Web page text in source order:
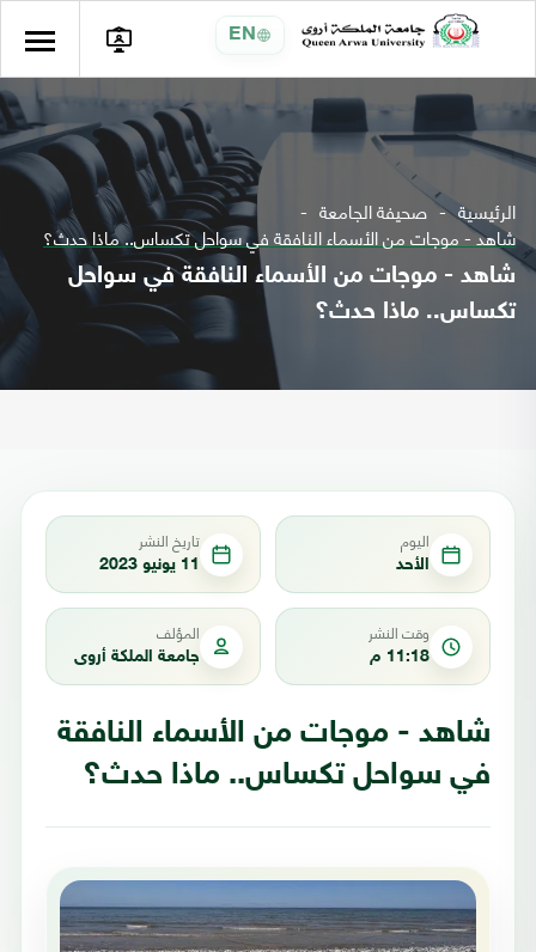
EN
الرئيسية صحيفة الجامعة
شاهد - موجات من الأسماء النافقة في سواحل تكساس.. ماذا حدث؟
شاهد - موجات من الأسماء النافقة في سواحل
تكساس.. ماذا حدث؟
اليوم
الأحد
تاريخ النشر
11 يونيو 2023
وقت النشر
11:18 م
المؤلف
جامعة الملكة أروى
شاهد - موجات من الأسماء النافقة
في سواحل تكساس.. ماذا حدث؟